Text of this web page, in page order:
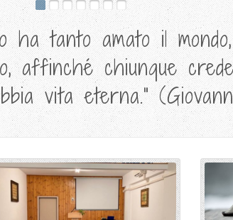
ha tanto amato il
affinché chiunque
vita eterna."